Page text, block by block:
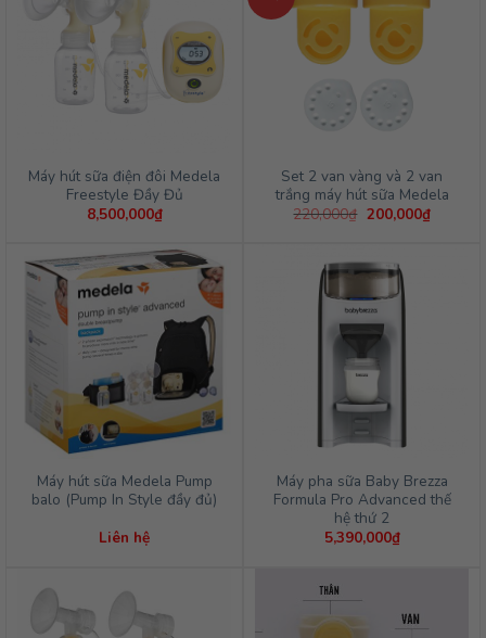
Máy hút sữa điện đôi Medela
Freestyle Đầy Đủ
8,500,000₫
Set 2 van vàng và 2 van
trắng máy hút sữa Medela
220,000₫ Giá
200,000₫Giá
hiện
Máy hút sữa Medela Pump
balo (Pump In Style đầy đủ)
Liên hệ
Máy pha sữa Baby Brezza
Formula Pro Advanced thế
hệ thứ 2
5,390,000₫